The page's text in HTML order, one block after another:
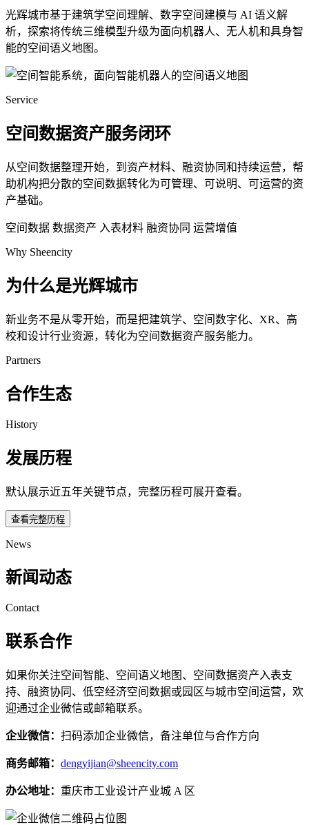
光辉城市基于建筑学空间理解、数字空间建模与 AI 语义解
析，探索将传统三维模型升级为面向机器人、无人机和具身智
能的空间语义地图。
Service
空间数据资产服务闭环
从空间数据整理开始，到资产材料、融资协同和持续运营，帮
助机构把分散的空间数据转化为可管理、可说明、可运营的资
产基础。
空间数据 数据资产 入表材料 融资协同 运营增值
Why Sheencity
为什么是光辉城市
新业务不是从零开始，而是把建筑学、空间数字化、XR、高
校和设计行业资源，转化为空间数据资产服务能力。
Partners
合作生态
History
发展历程
默认展示近五年关键节点，完整历程可展开查看。
查看完整历程
News
新闻动态
Contact
联系合作
如果你关注空间智能、空间语义地图、空间数据资产入表支
持、融资协同、低空经济空间数据或园区与城市空间运营，欢
迎通过企业微信或邮箱联系。
企业微信： 扫码添加企业微信，备注单位与合作方向
商务邮箱： dengyijian@sheencity.com
办公地址： 重庆市工业设计产业城 A 区